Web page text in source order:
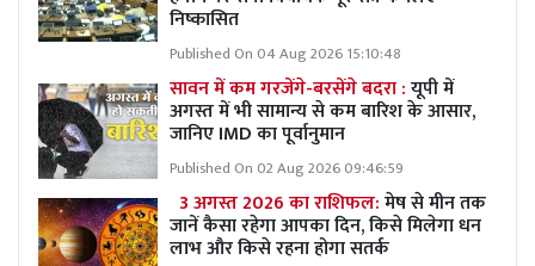
निष्कासित
Published On 04 Aug 2026 15:10:48
सावन में कम गरजेंगे-बरसेंगे बदरा :यूपी में
अगस्त में भी सामान्य से कम बारिश के आसार,
जानिए IMD का पूर्वानुमान
Published On 02 Aug 2026 09:46:59
3 अगस्त 2026 का राशिफल:मेष से मीन तक
जानें कैसा रहेगा आपका दिन, किसे मिलेगा धन
लाभ और किसे रहना होगा सतर्क